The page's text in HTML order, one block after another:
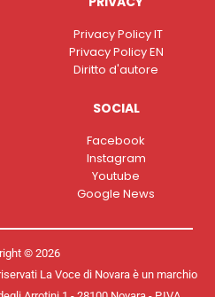
Privacy Policy IT
Privacy Policy EN
Diritto d'autore
SOCIAL
Facebook
Instagram
Youtube
Google News
© 2026
La Voce di Novara è un marchio